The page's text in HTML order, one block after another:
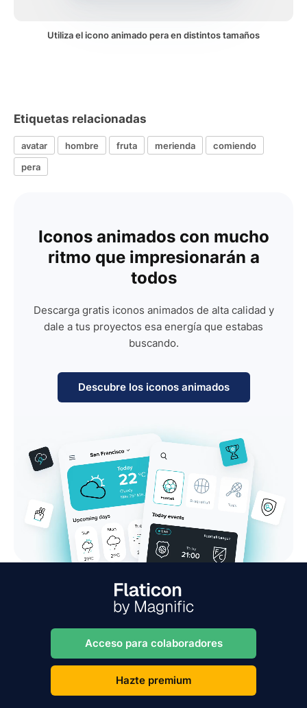
Utiliza el icono animado pera en distintos tamaños
Etiquetas relacionadas
avatar hombre fruta merienda
comiendo
pera
Iconos animados con mucho
ritmo que impresionarán a
todos
Descarga gratis iconos animados de alta calidad y
dale a tus proyectos esa energía que estabas
buscando.
Descubre los iconos animados
Acceso para colaboradores
Hazte premium